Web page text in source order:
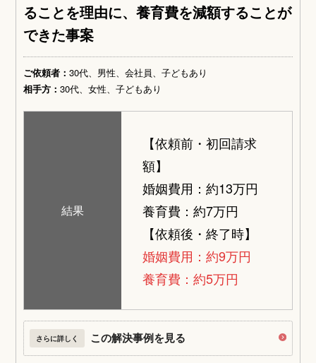
ることを理由に、養育費を減額することが
できた事案
ご依頼者：30代、男性、会社員、子どもあり
相手方：30代、女性、子どもあり
結果
【依頼前・初回請求
額】
婚姻費用：約13万円
養育費：約7万円
【依頼後・終了時】
婚姻費用：約9万円
養育費：約5万円
さらに詳しく この解決事例を見る